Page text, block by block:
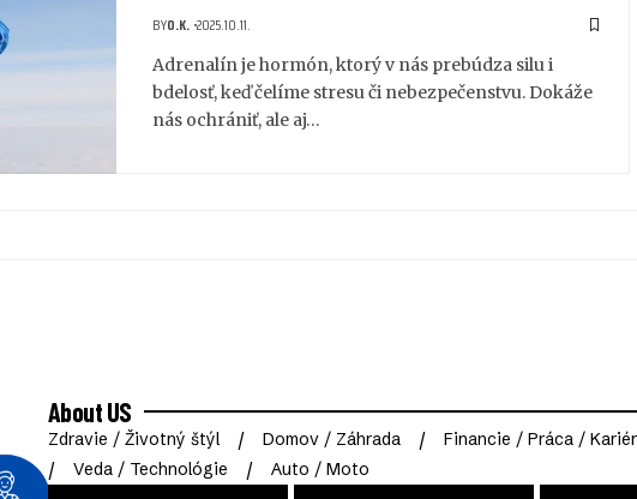
BYO.K. 2025.10.11.
Adrenalín je hormón, ktorý v nás prebúdza silu i
bdelosť, keď čelíme stresu či nebezpečenstvu. Dokáže
nás ochrániť, ale aj…
About US
Zdravie / Životný štýl Domov / Záhrada Financie / Práca /
Veda / Technológie
Auto / Moto